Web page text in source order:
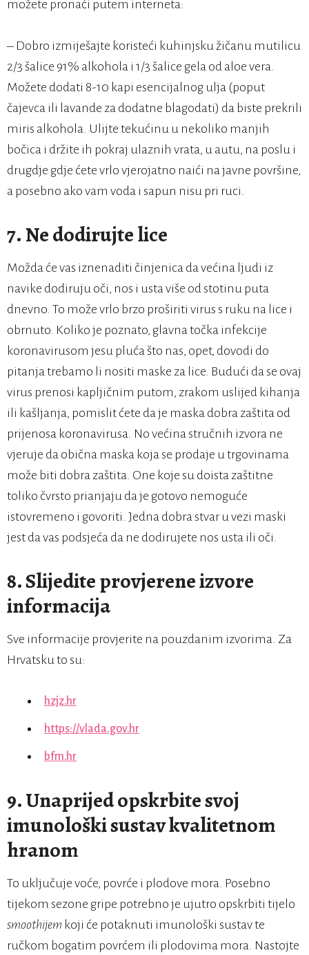
možete pronaći putem interneta:
– Dobro izmiješajte koristeći kuhinjsku žičanu mutilicu
2/3 šalice 91% alkohola i 1/3 šalice gela od aloe vera.
Možete dodati 8-10 kapi esencijalnog ulja (poput
čajevca ili lavande za dodatne blagodati) da biste prekrili
miris alkohola. Ulijte tekućinu u nekoliko manjih
bočica i držite ih pokraj ulaznih vrata, u autu, na poslu i
drugdje gdje ćete vrlo vjerojatno naići na javne površine,
a posebno ako vam voda i sapun nisu pri ruci.
7. Ne dodirujte lice
Možda će vas iznenaditi činjenica da većina ljudi iz
navike dodiruju oči, nos i usta više od stotinu puta
dnevno. To može vrlo brzo proširiti virus s ruku na lice i
obrnuto. Koliko je poznato, glavna točka infekcije
koronavirusom jesu pluća što nas, opet, dovodi do
pitanja trebamo li nositi maske za lice. Budući da se ovaj
virus prenosi kapljičnim putom, zrakom uslijed kihanja
ili kašljanja, pomislit ćete da je maska dobra zaštita od
prijenosa koronavirusa. No većina stručnih izvora ne
vjeruje da obična maska koja se prodaje u trgovinama
može biti dobra zaštita. One koje su doista zaštitne
toliko čvrsto prianjaju da je gotovo nemoguće
istovremeno i govoriti. Jedna dobra stvar u vezi maski
jest da vas podsjeća da ne dodirujete nos usta ili oči.
8. Slijedite provjerene izvore
informacija
Sve informacije provjerite na pouzdanim izvorima. Za
Hrvatsku to su:
hzjz.hr
https://vlada.gov.hr
bfm.hr
9. Unaprijed opskrbite svoj
imunološki sustav kvalitetnom
hranom
To uključuje voće, povrće i plodove mora. Posebno
tijekom sezone gripe potrebno je ujutro opskrbiti tijelo
smoothijem koji će potaknuti imunološki sustav te
ručkom bogatim povrćem ili plodovima mora. Nastojte